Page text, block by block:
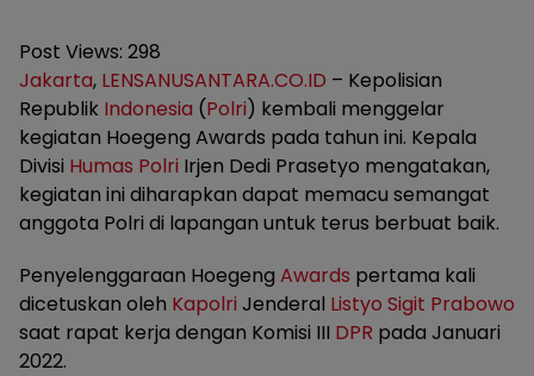
Post Views: 298
Jakarta, LENSANUSANTARA.CO.ID – Kepolisian
Republik Indonesia (Polri) kembali menggelar
kegiatan Hoegeng Awards pada tahun ini. Kepala
Divisi Humas Polri Irjen Dedi Prasetyo mengatakan,
kegiatan ini diharapkan dapat memacu semangat
anggota Polri di lapangan untuk terus berbuat baik.
Penyelenggaraan Hoegeng Awards pertama kali
dicetuskan oleh Kapolri Jenderal Listyo Sigit Prabowo
saat rapat kerja dengan Komisi III DPR pada Januari
2022.